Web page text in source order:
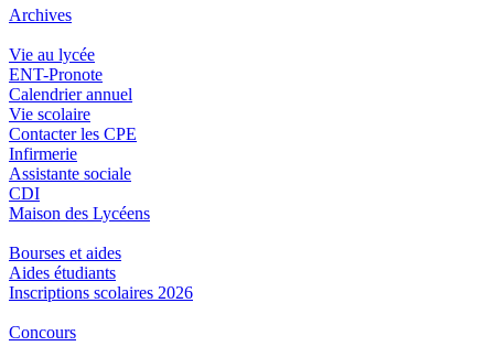
Archives
Vie au lycée
ENT-Pronote
Calendrier annuel
Vie scolaire
Contacter les CPE
Infirmerie
Assistante sociale
CDI
Maison des Lycéens
Bourses et aides
Aides étudiants
Inscriptions scolaires 2026
Concours